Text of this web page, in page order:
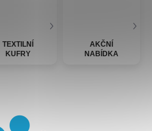
TEXTILNÍ
KUFRY
AKČNÍ
NABÍDKA